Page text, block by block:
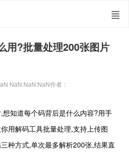
用?批量处理200张图片
NaN:NaN:NaN作者：
知道每个码背后是什么内容?用手
用解码工具批量处理,支持上传图
种方式,单次最多解析200张,结果直